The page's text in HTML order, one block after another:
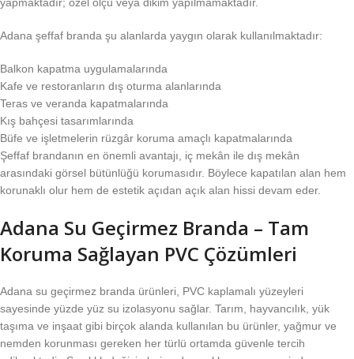
Adana şeffaf branda şu alanlarda yaygın olarak kullanılmaktadır:
Balkon kapatma uygulamalarında
Kafe ve restoranların dış oturma alanlarında
Teras ve veranda kapatmalarında
Kış bahçesi tasarımlarında
Büfe ve işletmelerin rüzgâr koruma amaçlı kapatmalarında
Şeffaf brandanın en önemli avantajı, iç mekân ile dış mekân
arasındaki görsel bütünlüğü korumasıdır. Böylece kapatılan alan hem
korunaklı olur hem de estetik açıdan açık alan hissi devam eder.
Adana Su Geçirmez Branda – Tam
Koruma Sağlayan PVC Çözümleri
Adana su geçirmez branda ürünleri, PVC kaplamalı yüzeyleri
sayesinde yüzde yüz su izolasyonu sağlar. Tarım, hayvancılık, yük
taşıma ve inşaat gibi birçok alanda kullanılan bu ürünler, yağmur ve
nemden korunması gereken her türlü ortamda güvenle tercih